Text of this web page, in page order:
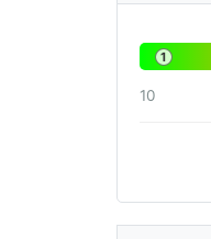
1
10